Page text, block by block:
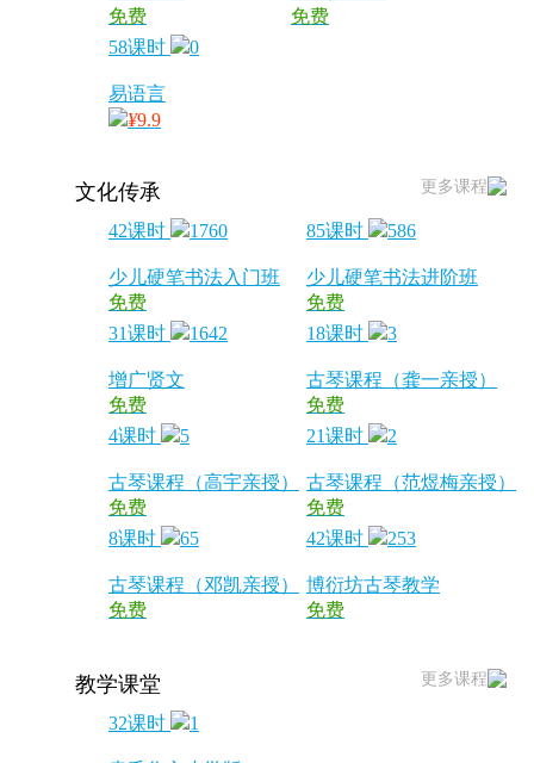
免费
免费
58课时
0
易语言
¥9.9
更多课程
文化传承
42课时 1760
少儿硬笔书法入门班
免费
85课时 586
少儿硬笔书法进阶班
免费
31课时
1642
增广贤文
免费
18课时 3
古琴课程（龚一亲授）
免费
4课时
5
古琴课程（高宇亲授）
免费
21课时 2
古琴课程（范煜梅亲授）
免费
8课时
65
古琴课程（邓凯亲授）
免费
42课时 253
博衍坊古琴教学
免费
更多课程
教学课堂
32课时 1